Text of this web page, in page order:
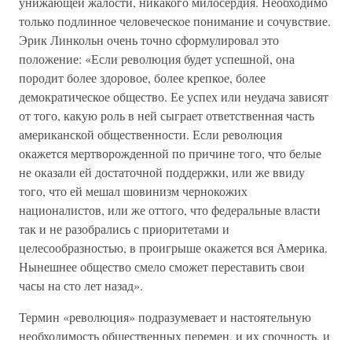
только подлинное человеческое понимание и сочувствие.
Эрик Линкольн очень точно сформулировал это
положение: «Если революция будет успешной, она
породит более здоровое, более крепкое, более
демократическое общество. Ее успех или неудача зависят
от того, какую роль в ней сыграет ответственная часть
американской общественности. Если революция
окажется мертворожденной по причине того, что белые
не оказали ей достаточной поддержки, или же ввиду
того, что ей мешал шовинизм чернокожих
националистов, или же оттого, что федеральные власти
так и не разобрались с приоритетами и
целесообразностью, в проигрыше окажется вся Америка.
Нынешнее общество смело сможет переставить свои
часы на сто лет назад».
Термин «революция» подразумевает и настоятельную
необходимость общественных перемен, и их срочность, и